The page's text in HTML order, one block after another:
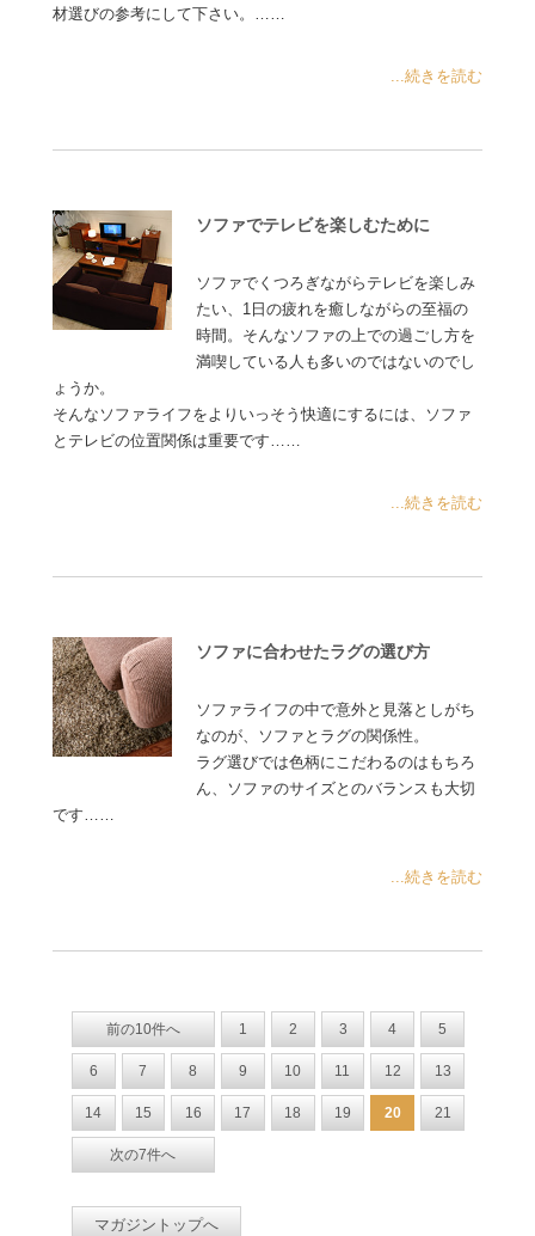
材選びの参考にして下さい。……
...続きを読む
ソファでテレビを楽しむために
ソファでくつろぎながらテレビを楽しみ
たい、1日の疲れを癒しながらの至福の
時間。そんなソファの上での過ごし方を
満喫している人も多いのではないのでし
ょうか。
そんなソファライフをよりいっそう快適にするには、ソファ
とテレビの位置関係は重要です……
...続きを読む
ソファに合わせたラグの選び方
ソファライフの中で意外と見落としがち
なのが、ソファとラグの関係性。
ラグ選びでは色柄にこだわるのはもちろ
ん、ソファのサイズとのバランスも大切
です……
...続きを読む
前の10件へ 1 2 3 4 5
6 7 8 9 10 11 12 13
14 15 16 17 18 19 20 21
次の7件へ
マガジントップへ